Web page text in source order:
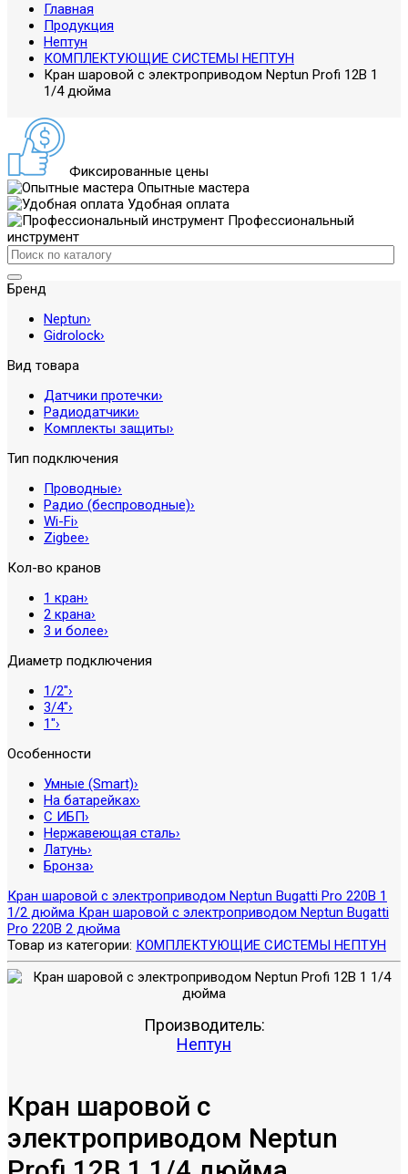
Главная
Продукция
Нептун
КОМПЛЕКТУЮЩИЕ СИСТЕМЫ НЕПТУН
Кран шаровой с электроприводом Neptun Profi 12В 1
1/4 дюйма
Фиксированные цены
Опытные мастера
Удобная оплата
Профессиональный
инструмент
Бренд
Neptun›
Gidrolock›
Вид товара
Датчики протечки›
Радиодатчики›
Комплекты защиты›
Тип подключения
Проводные›
Радио (беспроводные)›
Wi-Fi›
Zigbee›
Кол-во кранов
1 кран›
2 крана›
3 и более›
Диаметр подключения
1/2″›
3/4″›
1″›
Особенности
Умные (Smart)›
На батарейках›
С ИБП›
Нержавеющая сталь›
Латунь›
Бронза›
Кран шаровой с электроприводом Neptun Bugatti Pro 220В 1
1/2 дюйма Кран шаровой с электроприводом Neptun Bugatti
Pro 220В 2 дюйма
Товар из категории: КОМПЛЕКТУЮЩИЕ СИСТЕМЫ НЕПТУН
Производитель:
Нептун
Кран шаровой с
электроприводом Neptun